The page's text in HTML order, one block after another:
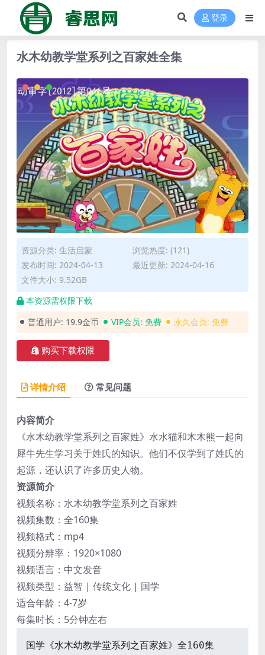
登录
水木幼教学堂系列之百家姓全集
资源分类: 生活启蒙
浏览热度: (121)
发布时间: 2024-04-13
最近更新: 2024-04-16
文件大小: 9.52GB
本资源需权限下载
普通用户: 19.9金币 VIP会员: 免费 永久会员: 免费
购买下载权限
详情介绍 常见问题
内容简介
《水木幼教学堂系列之百家姓》水水猫和木木熊一起向
犀牛先生学习关于姓氏的知识。他们不仅学到了姓氏的
起源，还认识了许多历史人物。
资源简介
视频名称：水木幼教学堂系列之百家姓
视频集数：全160集
视频格式：mp4
视频分辨率：1920×1080
视频语言：中文发音
视频类型：益智 | 传统文化 | 国学
适合年龄：4-7岁
每集时长：5分钟左右
国学《水木幼教学堂系列之百家姓》全160集